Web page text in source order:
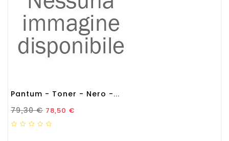
Pantum - Toner - Nero -...
Prezzo Standard
79,30 € Prezzo
78,50 €